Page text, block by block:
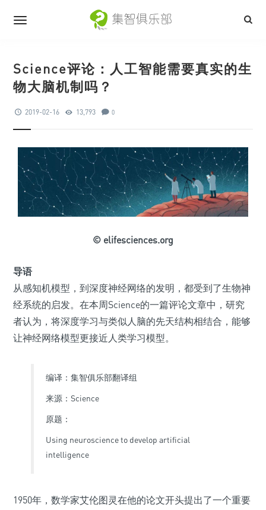
Science评论：人工智能需要真实的生
物大脑机制吗？
2019-02-16 13,793 0
© elifesciences.org
导语
从感知机模型，到深度神经网络的发明，都受到了生物神
经系统的启发。在本周Science的一篇评论文章中，研究
者认为，将深度学习与类似人脑的先天结构相结合，能够
让神经网络模型更接近人类学习模型。
编译：集智俱乐部翻译组
来源：Science
原题：
Using neuroscience to develop artificial
intelligence
1950年，数学家艾伦图灵在他的论文开头提出了一个重要